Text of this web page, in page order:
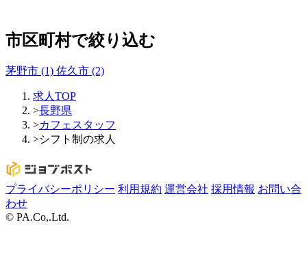
市区町村で絞り込む
茅野市 (1) 佐久市 (2)
求人TOP
>長野県
>カフェスタッフ
>シフト制の求人
プライバシーポリシー 利用規約 運営会社 採用情報 お問い合
わせ
© PA.Co,.Ltd.